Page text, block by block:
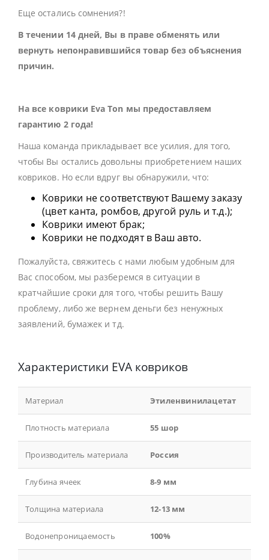
Еще остались сомнения?!
В течении 14 дней, Вы в праве обменять или
вернуть непонравившийся товар без объяснения
причин.
На все коврики Eva Ton мы предоставляем
гарантию 2 года!
Наша команда прикладывает все усилия, для того,
чтобы Вы остались довольны приобретением наших
ковриков. Но если вдруг вы обнаружили, что:
Коврики не соответствуют Вашему заказу
(цвет канта, ромбов, другой руль и т.д.);
Коврики имеют брак;
Коврики не подходят в Ваш авто.
Пожалуйста, свяжитесь с нами любым удобным для
Вас способом, мы разберемся в ситуации в
кратчайшие сроки для того, чтобы решить Вашу
проблему, либо же вернем деньги без ненужных
заявлений, бумажек и тд.
Характеристики EVA ковриков
Материал Этиленвинилацетат
Плотность материала 55 шор
Производитель материала Россия
Глубина ячеек 8-9 мм
Толщина материала 12-13 мм
Водонепроницаемость 100%